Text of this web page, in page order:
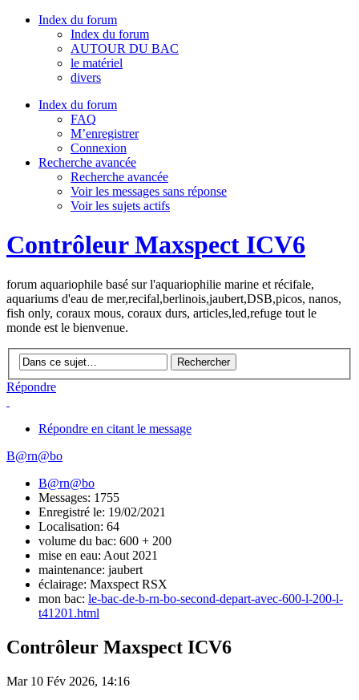
Index du forum
Index du forum
AUTOUR DU BAC
le matériel
divers
Index du forum
FAQ
M’enregistrer
Connexion
Recherche avancée
Recherche avancée
Voir les messages sans réponse
Voir les sujets actifs
Contrôleur Maxspect ICV6
forum aquariophile basé sur l'aquariophilie marine et récifale,
aquariums d'eau de mer,recifal,berlinois,jaubert,DSB,picos, nanos,
fish only, coraux mous, coraux durs, articles,led,refuge tout le
monde est le bienvenue.
Répondre
Répondre en citant le message
B@rn@bo
B@rn@bo
Messages: 1755
Enregistré le: 19/02/2021
Localisation: 64
volume du bac: 600 + 200
mise en eau: Aout 2021
maintenance: jaubert
éclairage: Maxspect RSX
mon bac: le-bac-de-b-rn-bo-second-depart-avec-600-l-200-l-
t41201.html
Contrôleur Maxspect ICV6
Mar 10 Fév 2026, 14:16